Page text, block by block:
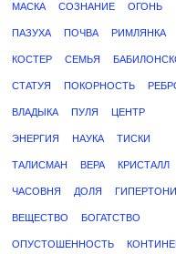
МАСКА СОЗНАНИЕ ОГОНЬ
ПАЗУХА ПОЧВА РИМЛЯНКА
КОСТЕР СЕМЬЯ
СТАТУЯ ПОКОРНОСТЬ
ВЛАДЫКА ПУЛЯ ЦЕНТР
ЭНЕРГИЯ НАУКА ТИСКИ
ТАЛИСМАН ВЕРА КРИСТАЛЛ
ЧАСОВНЯ ДОЛЯ
ВЕЩЕСТВО БОГАТСТВО
ОПУСТОШЕННОСТЬ